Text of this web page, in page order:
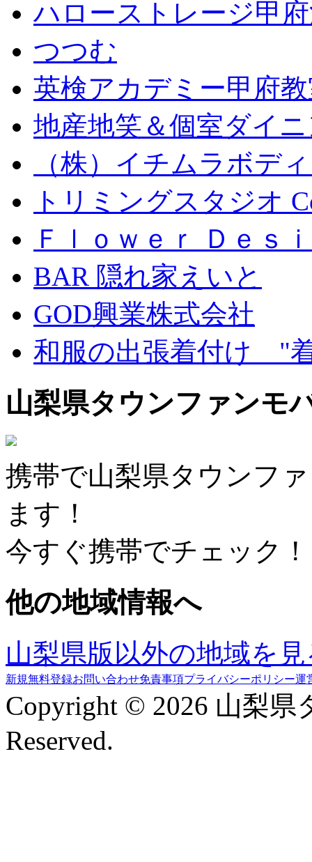
ハローストレージ甲
つつむ
英検アカデミー甲府
地産地笑＆個室ダイ
（株）イチムラボデ
トリミングスタジオ
Ｆｌｏｗｅｒ Ｄｅｓ
BAR 隠れ家えいと
GOD興業株式会社
和服の出張着付け "
山梨県タウンファンモ
携帯で山梨県タウンフ
ます！
今すぐ携帯でチェック！
他の地域情報へ
山梨県版以外の地域を
新規無料登録お問い合わせ免責事項プライバシーポリシー運
Copyright © 2026 山梨
Reserved.